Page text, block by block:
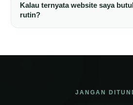
Kalau ternyata website saya
rutin?
JANGAN